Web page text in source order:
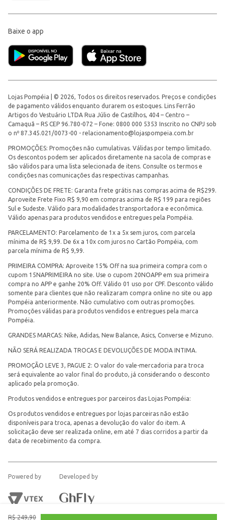
R$ 249,90
Baixe o app
Lojas Pompéia | © 2026, Todos os direitos reservados. Preços e condições
de pagamento válidos enquanto durarem os estoques. Lins Ferrão
Artigos do Vestuário LTDA Rua Júlio de Castilhos, 404 – Centro –
Camaquã – RS CEP 96.780-072 – Fone: 0800 000 5353 Inscrito no CNPJ sob
o nº 87.345.021/0073-00 - relacionamento@lojaspompeia.com.br
PROMOÇÕES: Promoções não cumulativas. Válidas por tempo limitado.
Os descontos podem ser aplicados diretamente na sacola de compras e
são válidos para uma lista selecionada de itens. Consulte os termos e
condições nas comunicações das respectivas campanhas.
CONDIÇÕES DE FRETE: Garanta frete grátis nas compras acima de R$299.
Aproveite Frete Fixo R$ 9,90 em compras acima de R$ 199 para regiões
Sul e Sudeste. Válido para modalidades transportadora e econômica.
Válido apenas para produtos vendidos e entregues pela Pompéia.
PARCELAMENTO: Parcelamento de 1x a 5x sem juros, com parcela
mínima de R$ 9,99. De 6x a 10x com juros no Cartão Pompéia, com
parcela mínima de R$ 9,99.
PRIMEIRA COMPRA: Aproveite 15% Off na sua primeira compra com o
cupom 15NAPRIMEIRA no site. Use o cupom 20NOAPP em sua primeira
compra no APP e ganhe 20% Off. Válido 01 uso por CPF. Desconto válido
somente para clientes que não realizaram compra online no site ou app
Pompéia anteriormente. Não cumulativo com outras promoções.
Promoções válidas para produtos vendidos e entregues pela marca
Pompéia.
GRANDES MARCAS: Nike, Adidas, New Balance, Asics, Converse e Mizuno.
NÃO SERÁ REALIZADA TROCAS E DEVOLUÇÕES DE MODA INTIMA.
PROMOÇÃO LEVE 3, PAGUE 2: O valor do vale-mercadoria para troca
será equivalente ao valor final do produto, já considerando o desconto
aplicado pela promoção.
Produtos vendidos e entregues por parceiros das Lojas Pompéia:
Os produtos vendidos e entregues por lojas parceiras não estão
disponíveis para troca, apenas a devolução do valor do item. A
solicitação deve ser realizada online, em até 7 dias corridos a partir da
data de recebimento da compra.
Powered by Developed by